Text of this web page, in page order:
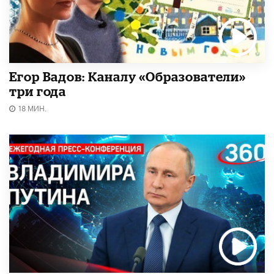
Егор Вадов: Каналу «Образователи»
три года
18 МИН.